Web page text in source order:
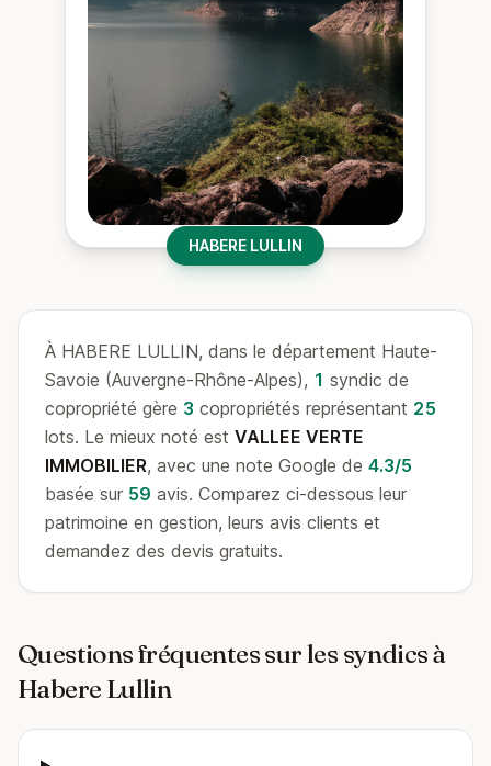
HABERE LULLIN
À HABERE LULLIN, dans le département Haute-
Savoie (Auvergne-Rhône-Alpes), 1 syndic de
copropriété gère 3 copropriétés représentant 25
lots. Le mieux noté est VALLEE VERTE
IMMOBILIER, avec une note Google de 4.3/5
basée sur 59 avis. Comparez ci-dessous leur
patrimoine en gestion, leurs avis clients et
demandez des devis gratuits.
Questions fréquentes sur les syndics à
Habere Lullin